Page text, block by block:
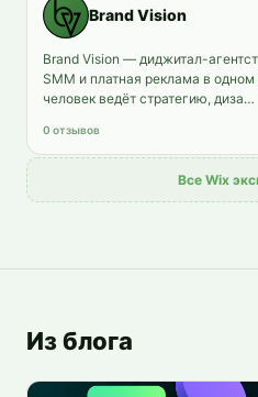
Brand Vision
Brand Vision — диджитал-
SMM и платная реклама в
человек ведёт стратегию, диза…
0 отзывов
Все Wix
Из блога